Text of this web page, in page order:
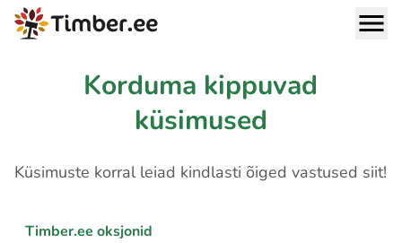
Korduma kippuvad
küsimused
Küsimuste korral leiad kindlasti õiged vastused siit!
Timber.ee oksjonid